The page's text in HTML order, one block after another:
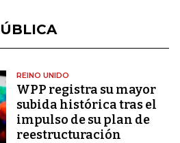
REINO UNIDO
WPP registra su mayor
subida histórica tras el
impulso de su plan de
reestructuración